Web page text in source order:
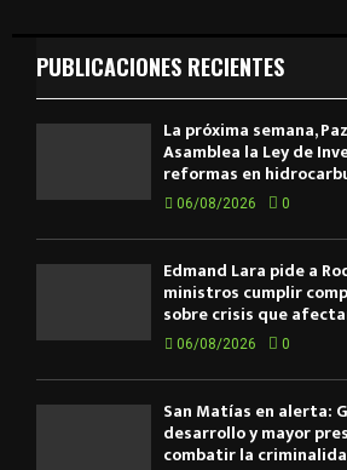
PUBLICACIONES RECIENTES
La próxima semana,
Asamblea la Ley de
reformas en
06/08/2026 0
Edmand Lara pide a
ministros cumplir
sobre crisis que
06/08/2026 0
San Matías en alerta:
desarrollo y mayor
combatir la